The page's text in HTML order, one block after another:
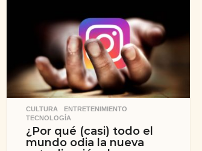
a
t
r
á
s
CULTURA ,ENTRETENIMIENTO
TECNOLOGÍA
¿Por qué (casi) todo el
mundo odia la nueva